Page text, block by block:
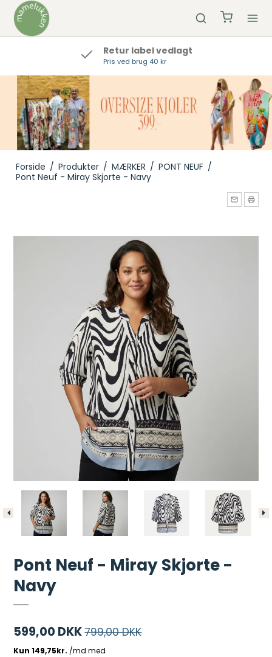
Retur label vedlagt
Pris ved brug 40 kr
Forside / Produkter / MÆRKER / PONT NEUF /
Pont Neuf - Miray Skjorte - Navy
Pont Neuf - Miray Skjorte -
Navy
599,00 DKK799,00 DKK